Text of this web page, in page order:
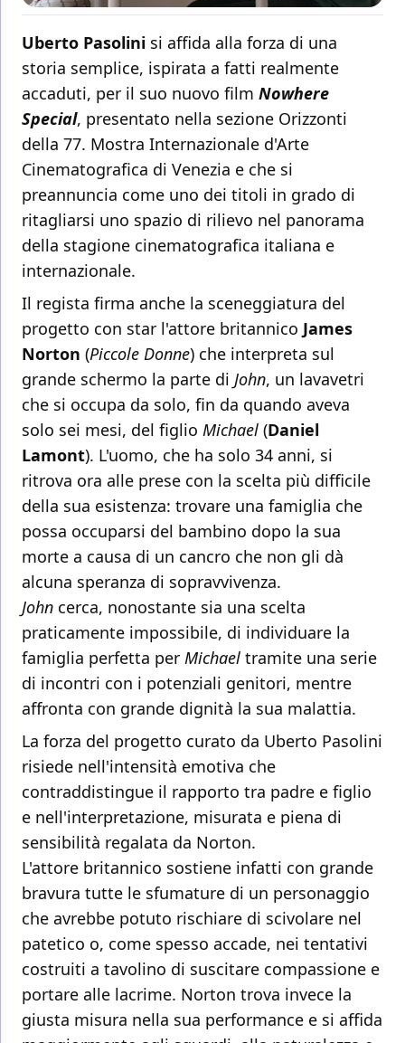
Uberto Pasolini si affida alla forza di una
storia semplice, ispirata a fatti realmente
accaduti, per il suo nuovo film Nowhere
Special, presentato nella sezione Orizzonti
della 77. Mostra Internazionale d'Arte
Cinematografica di Venezia e che si
preannuncia come uno dei titoli in grado di
ritagliarsi uno spazio di rilievo nel panorama
della stagione cinematografica italiana e
internazionale.
Il regista firma anche la sceneggiatura del
progetto con star l'attore britannico James
Norton (Piccole Donne) che interpreta sul
grande schermo la parte di John, un lavavetri
che si occupa da solo, fin da quando aveva
solo sei mesi, del figlio Michael (Daniel
Lamont). L'uomo, che ha solo 34 anni, si
ritrova ora alle prese con la scelta più difficile
della sua esistenza: trovare una famiglia che
possa occuparsi del bambino dopo la sua
morte a causa di un cancro che non gli dà
alcuna speranza di sopravvivenza.
John cerca, nonostante sia una scelta
praticamente impossibile, di individuare la
famiglia perfetta per Michael tramite una serie
di incontri con i potenziali genitori, mentre
affronta con grande dignità la sua malattia.
La forza del progetto curato da Uberto Pasolini
risiede nell'intensità emotiva che
contraddistingue il rapporto tra padre e figlio
e nell'interpretazione, misurata e piena di
sensibilità regalata da Norton.
L'attore britannico sostiene infatti con grande
bravura tutte le sfumature di un personaggio
che avrebbe potuto rischiare di scivolare nel
patetico o, come spesso accade, nei tentativi
costruiti a tavolino di suscitare compassione e
portare alle lacrime. Norton trova invece la
giusta misura nella sua performance e si affida